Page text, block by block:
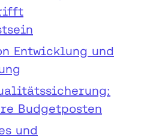
Entwicklung und
Budgetposten
und